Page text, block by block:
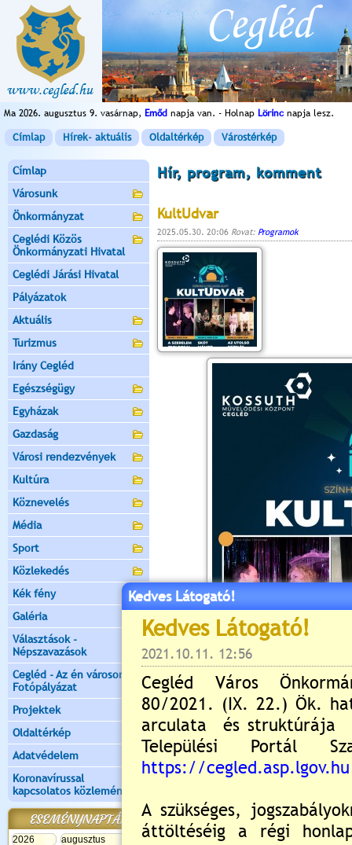
Ma 2026. augusztus 9. vasárnap, Emőd napja van. - Holnap Lörinc napja lesz.
Címlap Hírek- aktuális Oldaltérkép Várostérkép
Címlap
Városunk
Önkormányzat
Ceglédi Közös
Önkormányzati Hivatal
Ceglédi Járási Hivatal
Pályázatok
Aktuális
Turizmus
Irány Cegléd
Egészségügy
Egyházak
Gazdaság
Városi rendezvények
Kultúra
Köznevelés
Média
Sport
Közlekedés
Kék fény
Galéria
Választások -
Népszavazások
Cegléd - Az én városom -
Fotópályázat
Projektek
Oldaltérkép
Adatvédelem
Koronavírussal
kapcsolatos közlemények
ESEMÉNYNAPTÁR
Hír, program, komment
KultUdvar
2025.05.30. 20:06 Rovat: Programok
Kedves Látogató!